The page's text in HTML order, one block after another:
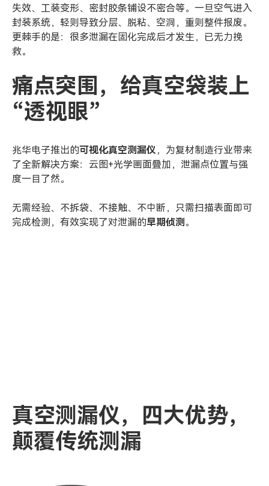
失效、工装变形、密封胶条铺设不密合等。一旦空气进入
封装系统，轻则导致分层、脱粘、空洞，重则整件报废。
更棘手的是：很多泄漏在固化完成后才发生，已无力挽
救。
痛点突围 ， 给真空袋装上
“透视眼”
兆华电子推出的可视化真空测漏仪 ，为复材制造行业带来
了全新解决方案：云图+光学画面叠加，泄漏点位置与强
度一目了然。
无需经验、不拆袋、不接触、不中断，只需扫描表面即可
完成检测，有效实现了对泄漏的早期侦测 。
真空测漏仪，
四大优势，
颠覆传统测漏